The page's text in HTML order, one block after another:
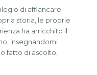
di affiancare
storia, le proprie
ha arricchito il
insegnandomi
fatto di ascolto,